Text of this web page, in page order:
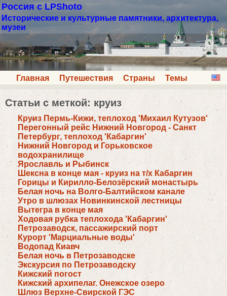
Россия с LPShoto
Исторические и культурные памятники, архитектура,
музеи
Главная Путешествия Страны Темы
Статьи с меткой: круиз
Круиз Пермь-Кижи, теплоход 'Михаил Кутузов'
Перегонный рейс Нижний Новгород - Санкт
Петербург, теплоход 'Кабаргин'
Нижний Новгород и Горьковское
водохранилище
Ярославль и Рыбинск
Шексна в конце мая - круиз на т/х Кабаргин
Горицы и Кирилло-Белозёрский монастырь
Белая ночь на Волго-Балтийском канале
Утро в шлюзах Новинкинской лестницы
Вытегра в конце мая
Ходовая рубка теплохода 'Кабаргин'
Петрозаводск, пассажирский порт
Курорт 'Марциальные воды'
Водопад Киавч
Белая ночь в Петрозаводске
Экскурсия по Петрозаводску
Кижский погост
Кижский архипелаг. Онежское озеро
Шлюз Верхне-Cвирской ГЭС